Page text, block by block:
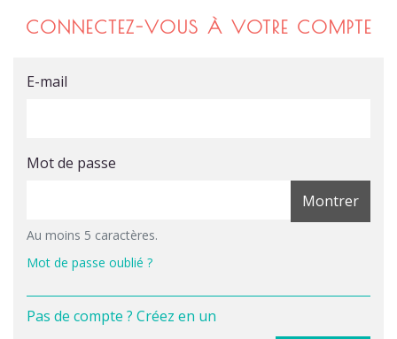
CONNECTEZ-VOUS À VOTRE COMPTE
E-mail
Mot de passe
Montrer
Au moins 5 caractères.
Mot de passe oublié ?
Pas de compte ? Créez en un